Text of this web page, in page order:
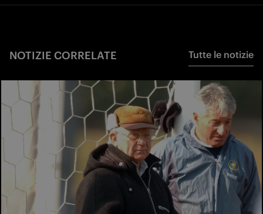
NOTIZIE CORRELATE Tutte le notizie